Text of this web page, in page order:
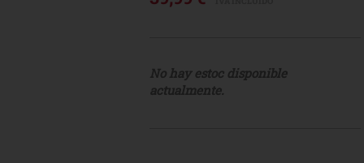
No hay estoc disponible
actualmente.